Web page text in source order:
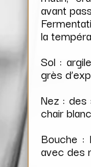
avant
la
Sol :
grès
Nez :
chair
Bouche :
avec des